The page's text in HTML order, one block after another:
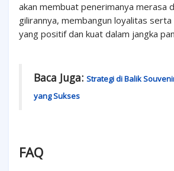
akan membuat penerimanya merasa
gilirannya, membangun loyalitas serta
yang positif dan kuat dalam jangka
Baca Juga: Strategi di Balik
yang Sukses
FAQ